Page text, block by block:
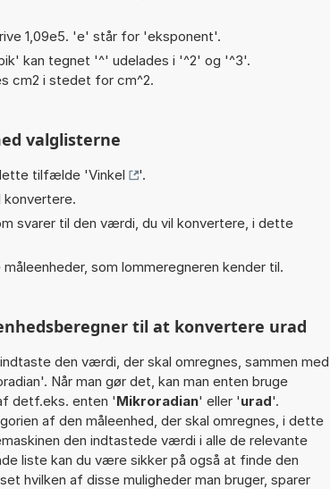
1,09e5. 'e' står for 'eksponent'.
kan tegnet '^' udelades i '^2' og '^3'.
cm2 i stedet for cm^2.
valglisterne
tilfælde 'Vinkel
'.
svarer til den værdi, du vil konvertere, i dette
som lommeregneren kender til.
til at konvertere urad
den værdi, der skal omregnes, sammen med
Når man gør det, kan man enten bruge
detf.eks. enten 'Mikroradian' eller 'urad'.
af den måleenhed, der skal omregnes, i dette
den indtastede værdi i alle de relevante
liste kan du være sikker på også at finde den
hvilken af disse muligheder man bruger, sparer